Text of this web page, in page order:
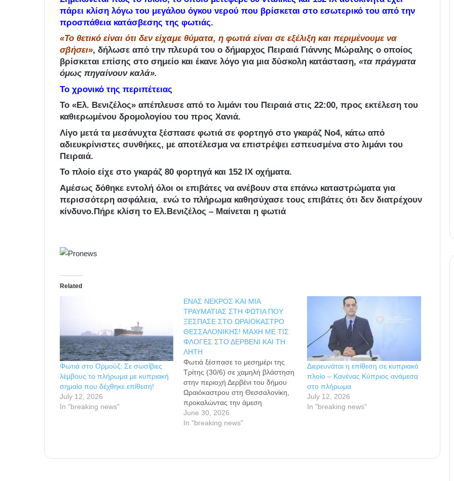
πάρει κλίση λόγω του μεγάλου όγκου νερού που βρίσκεται στο εσωτερικό του από την
προσπάθεια κατάσβεσης της φωτιάς.
«Το θετικό είναι ότι δεν είχαμε θύματα, η φωτιά είναι σε εξέλιξη και περιμένουμε να
σβήσει», δήλωσε από την πλευρά του ο δήμαρχος Πειραιά Γιάννης Μώραλης ο οποίος
βρίσκεται επίσης στο σημείο και έκανε λόγο για μια δύσκολη κατάσταση, «τα πράγματα
όμως πηγαίνουν καλά».
Το χρονικό της περιπέτειας
Το «Ελ. Βενιζέλος» απέπλευσε από το λιμάνι του Πειραιά στις 22:00, προς εκτέλεση του
καθιερωμένου δρομολογίου του προς Χανιά.
Λίγο μετά τα μεσάνυχτα ξέσπασε φωτιά σε φορτηγό στο γκαράζ No4, κάτω από
αδιευκρίνιστες συνθήκες, με αποτέλεσμα να επιστρέψει εσπευσμένα στο λιμάνι του
Πειραιά.
Το πλοίο είχε στο γκαράζ 80 φορτηγά και 152 ΙΧ οχήματα.
Αμέσως δόθηκε εντολή όλοι οι επιβάτες να ανέβουν στα επάνω καταστρώματα για
περισσότερη ασφάλεια, ενώ το πλήρωμα καθησύχασε τους επιβάτες ότι δεν διατρέχουν
κίνδυνο.Πήρε κλίση το Ελ.Βενιζέλος – Μαίνεται η φωτιά
Related
Φωτιά στο Ορμούζ: Σε σωσίβιες
λέμβους το πλήρωμα με κυπριακή
σημαία που δέχθηκε επίθεση!
July 12, 2026
In "breaking news"
ΕΝΑΣ ΝΕΚΡΟΣ ΚΑΙ ΜΙΑ
ΤΡΑΥΜΑΤΙΑΣ ΣΤΗ ΦΩΤΙΑ ΠΟΥ
ΞΕΣΠΑΣΕ ΣΤΟ ΩΡΑΙΟΚΑΣΤΡΟ
ΘΕΣΣΑΛΟΝΙΚΗΣ! ΜΑΧΗ ΜΕ ΤΙΣ
ΦΛΟΓΕΣ ΣΤΟ ΔΕΡΒΕΝΙ ΚΑΙ ΤΗ
ΛΗΤΗ
Φωτιά ξέσπασε το μεσημέρι της
Τρίτης (30/6) σε χαμηλή βλάστηση
στην περιοχή Δερβένι του δήμου
Ωραιόκαστρου στη Θεσσαλονίκη,
προκαλώντας την άμεση
κινητοποίηση της Πυροσβεστικής.
Μία γυναίκα που επιχείρησε να
June 30, 2026
In "breaking news"
Διερευνάται η επίθεση σε κυπριακό
πλοίο – Κανένας Κύπριος ανάμεσα
στο πλήρωμα
July 12, 2026
In "breaking news"